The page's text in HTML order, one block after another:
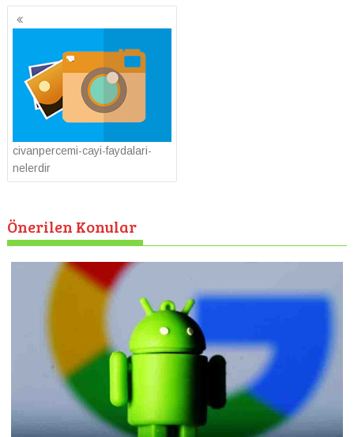
Yazı
gezinmesi
civanpercemi-cayi-faydalari-
nelerdir
Önerilen Konular